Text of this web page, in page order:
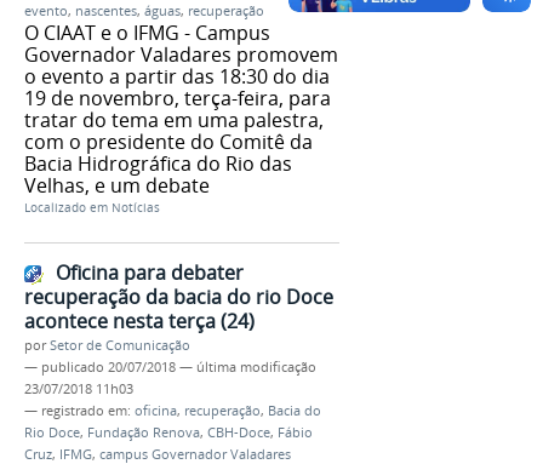
evento, nascentes, águas, recuperação
O CIAAT e o IFMG - Campus
Governador Valadares promovem
o evento a partir das 18:30 do dia
19 de novembro, terça-feira, para
tratar do tema em uma palestra,
com o presidente do Comitê da
Bacia Hidrográfica do Rio das
Velhas, e um debate
Localizado em Notícias
Oficina para debater
recuperação da bacia do rio Doce
acontece nesta terça (24)
porSetor de Comunicação
— publicado 20/07/2018 — última modificação
23/07/2018 11h03
— registrado em: oficina, recuperação, Bacia do
Rio Doce, Fundação Renova, CBH-Doce, Fábio
Cruz, IFMG, campus Governador Valadares